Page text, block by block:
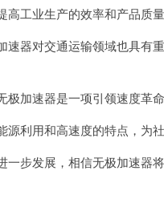
工业生产的效率和产品质量
器对交通运输领域也具有
加速器是一项引领速度革命
利用和高速度的特点，为社
步发展，相信无极加速器将